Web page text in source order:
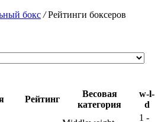
бокс /Рейтинги боксеров
Рейтинг
Весовая
категория
w-l-
d
1 -